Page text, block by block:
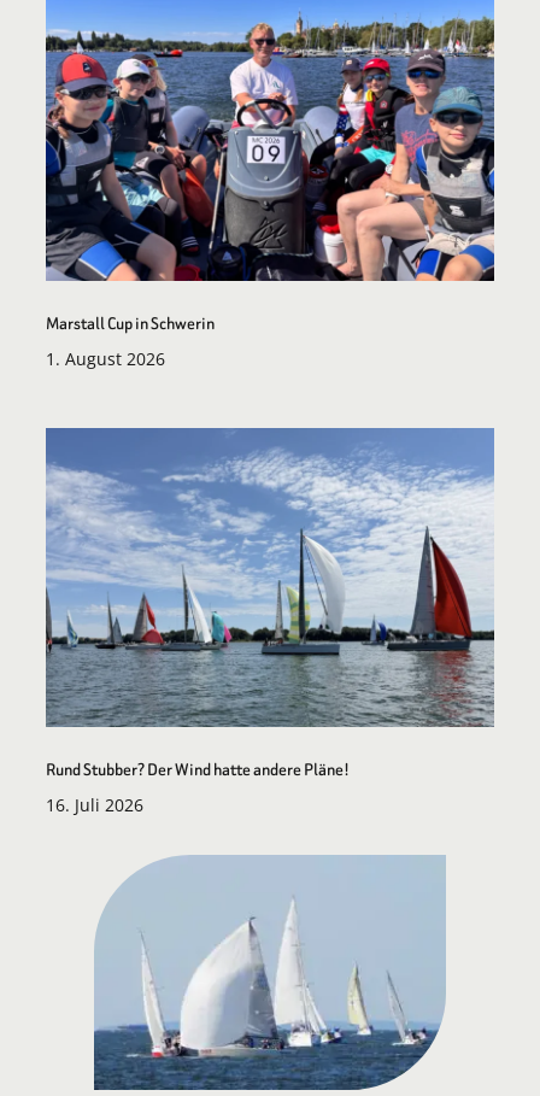
Marstall Cup in Schwerin
1. August 2026
Rund Stubber? Der Wind hatte andere Pläne!
16. Juli 2026